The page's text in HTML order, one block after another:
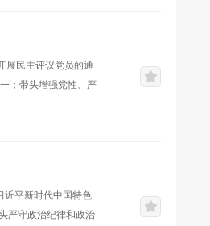
展民主评议党员的通
；带头增强党性、严
聚焦主题，联系思
近平新时代中国特色
严守政治纪律和政治